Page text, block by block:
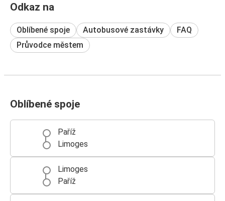
Odkaz na
Oblíbené spoje Autobusové zastávky
FAQ
Průvodce městem
Oblíbené spoje
Paříž
Limoges
Limoges
Paříž